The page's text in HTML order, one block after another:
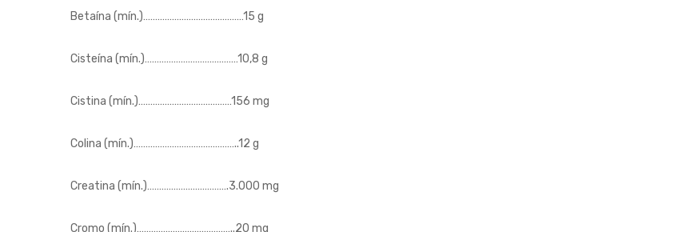
Betaína (mín.)……………………………………15 g
Cisteína (mín.)…………………………………10,8 g
Cistina (mín.)…………………………………156 mg
Colina (mín.)……………………………………..12 g
Creatina (mín.)…………………………….3.000 mg
Cromo (mín.)…………………………………..20 mg